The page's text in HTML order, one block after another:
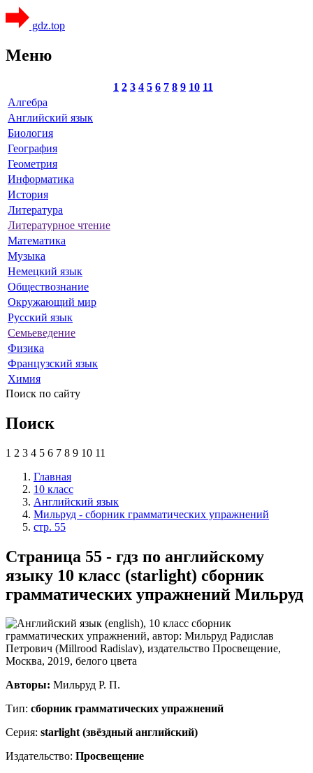
gdz.top
Меню
1 2 3 4 5 6 7 8 9 10 11
Алгебра
Английский язык
Биология
География
Геометрия
Информатика
История
Литература
Литературное чтение
Математика
Музыка
Немецкий язык
Обществознание
Окружающий мир
Русский язык
Семьеведение
Физика
Французский язык
Химия
Поиск по сайту
Поиск
1 2 3 4 5 6 7 8 9 10 11
Главная
10 класс
Английский язык
Мильруд - сборник грамматических упражнений
стр. 55
Страница 55 - гдз по английскому
языку 10 класс (starlight) сборник
грамматических упражнений Мильруд
Авторы: Мильруд Р. П.
Тип: сборник грамматических упражнений
Серия: starlight (звёздный английский)
Издательство: Просвещение